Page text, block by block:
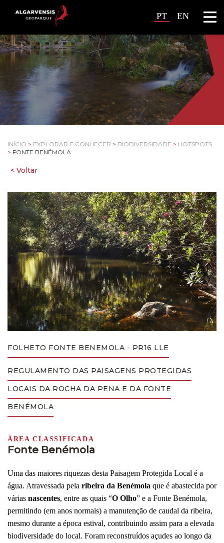
PT EN
INÍCIO > EXPLORAR E CONHECER > BIODIVERSIDADE > HOTSPOTS
> FONTE BENÉMOLA
FOLHETO FONTE BENEMOLA - PR16 LLE
REGULAMENTO DAS PAISAGENS PROTEGIDAS
LOCAIS DA ROCHA DA PENA E DA FONTE
BENÉMOLA
ÁREA CLASSIFICADA
Fonte Benémola
Uma das maiores riquezas desta Paisagem Protegida Local é a
água. Atravessada pela ribeira da Benémola que é abastecida por
várias nascentes, entre as quais “O Olho” e a Fonte Benémola,
permitindo (em anos normais) a manutenção de caudal da ribeira,
mesmo durante a época estival, contribuindo assim para a elevada
biodiversidade do local. Foram reconstruídos açudes ao longo da